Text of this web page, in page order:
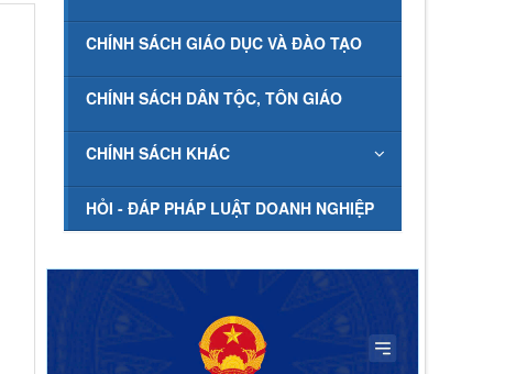
CHÍNH SÁCH GIÁO DỤC VÀ ĐÀO TẠO
CHÍNH SÁCH DÂN TỘC, TÔN GIÁO
CHÍNH SÁCH KHÁC
HỎI - ĐÁP PHÁP LUẬT DOANH NGHIỆP